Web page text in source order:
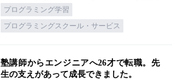
プログラミング学習
プログラミングスクール・サービス
塾講師からエンジニアへ26才で転職。先
生の支えがあって成長できました。